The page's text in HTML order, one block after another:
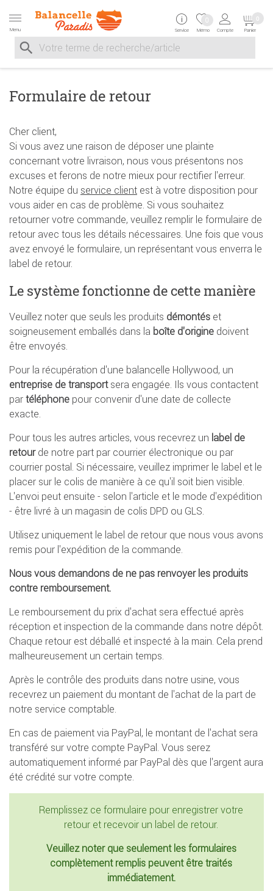
Zum Inhalt springen
Menu
Suche nach
Suche im Shop, nach der Eingabe von 3 Buchstaben
Service Mémo
0
Compte Panier
0
Formulaire de retour
Cher client,
Si vous avez une raison de déposer une plainte
concernant votre livraison, nous vous présentons nos
excuses et ferons de notre mieux pour rectifier l'erreur.
Notre équipe du service client est à votre disposition pour
vous aider en cas de problème. Si vous souhaitez
retourner votre commande, veuillez remplir le formulaire de
retour avec tous les détails nécessaires. Une fois que vous
avez envoyé le formulaire, un représentant vous enverra le
label de retour.
Le système fonctionne de cette manière
Veuillez noter que seuls les produits démontés et
soigneusement emballés dans la boîte d'origine doivent
être envoyés.
Pour la récupération d'une balancelle Hollywood, un
entreprise de transportsera engagée. Ils vous contactent
par téléphone pour convenir d'une date de collecte
exacte.
Pour tous les autres articles, vous recevrez un label de
retourde notre part par courrier électronique ou par
courrier postal. Si nécessaire, veuillez imprimer le label et le
placer sur le colis de manière à ce qu'il soit bien visible.
L'envoi peut ensuite - selon l'article et le mode d'expédition
- être livré à un magasin de colis DPD ou GLS.
Utilisez uniquement le label de retour que nous vous avons
remis pour l'expédition de la commande.
Nous vous demandons de ne pas renvoyer les produits
contre remboursement.
Le remboursement du prix d'achat sera effectué après
réception et inspection de la commande dans notre dépôt.
Chaque retour est déballé et inspecté à la main. Cela prend
malheureusement un certain temps.
Après le contrôle des produits dans notre usine, vous
recevrez un paiement du montant de l'achat de la part de
notre service comptable.
En cas de paiement via PayPal, le montant de l'achat sera
transféré sur votre compte PayPal. Vous serez
automatiquement informé par PayPal dès que l'argent aura
été crédité sur votre compte.
Remplissez ce formulaire pour enregistrer votre
retour et recevoir un label de retour.
Veuillez noter que seulement les formulaires
complètement remplis peuvent être traités
immédiatement.